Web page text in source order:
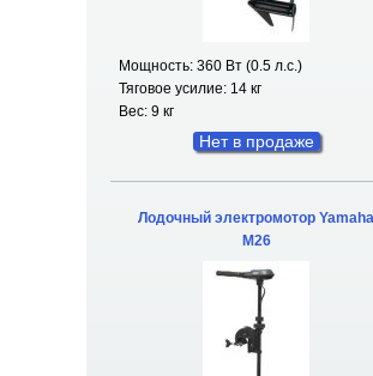
Мощность: 360 Вт (0.5 л.с.)
Тяговое усилие: 14 кг
Вес: 9 кг
Нет в продаже
Лодочный электромотор Yamaha
M26